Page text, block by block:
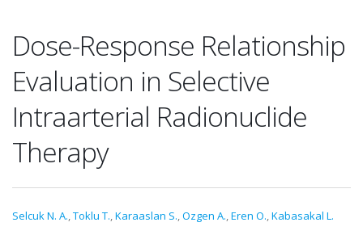
Dose-Response Relationship
Evaluation in Selective
Intraarterial Radionuclide
Therapy
Selcuk N. A.,Toklu T.,Karaaslan S.,Ozgen A.,Eren O.,Kabasakal L.